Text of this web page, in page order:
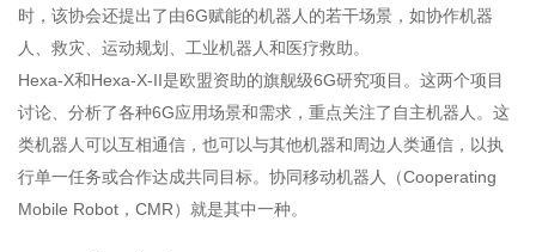
时，该协会还提出了由6G赋能的机器人的若干场景，如协作机器
人、救灾、运动规划、工业机器人和医疗救助。
Hexa-X和Hexa-X-II是欧盟资助的旗舰级6G研究项目。这两个项目
讨论、分析了各种6G应用场景和需求，重点关注了自主机器人。这
类机器人可以互相通信，也可以与其他机器和周边人类通信，以执
行单一任务或合作达成共同目标。协同移动机器人（Cooperating
Mobile Robot，CMR）就是其中一种。